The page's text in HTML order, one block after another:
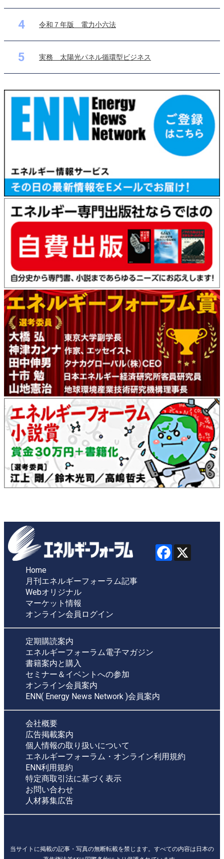
4 令和７年版 電力小六法
5 実務 太陽光パネル循環型ビジネス
Home
月刊エネルギーフォーラム記事
Webオリジナル
マーケット情報
オンライン会員ログイン
定期購読案内
エネルギーフォーラム電子マガジン
書籍案内と購入
セミナー＆イベントへの参加
オンライン会員案内
ENN( Energy News Network )会員案内
会社概要
広告掲載案内
個人情報の取り扱いについて
エネルギーフォーラム・オンライン利用規約
ENN利用規約
特定商取引法に基づく表示
お問い合わせ
人材募集広告
当サイトに掲載の記事・写真の無断転載を禁じます。すべての内容は日本の